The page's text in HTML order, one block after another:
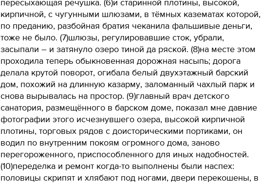
пересыхающая речушка. (6)и старинной плотины, высокой,
кирпичной, с чугунными шлюзами, в тёмных казематах которой,
по преданию, разбойная братия чеканила фальшивые деньги,
тоже не было. (7)шлюзы, регулировавшие сток, убрали,
засыпали – и затянуло озеро тиной да ряской. (8)на месте этом
проходила теперь обыкновенная дорожная насыпь; дорога
делала крутой поворот, огибала белый двухэтажный барский
дом, похожий на длинную казарму, заломанный чахлый парк и
снова вырывалась на простор. (9)главный врач детского
санатория, размещённого в барском доме, показал мне давние
фотографии этого исчезнувшего озера, высокой кирпичной
плотины, торговых рядов с доисторическими портиками, он
водил по внутренним покоям огромного дома, заново
перегороженного, приспособленного для иных надобностей.
(10)переделка и ремонт когда-то выполнены были наспех:
половицы скрипят и хлябают под ногами, двери перекошены, в